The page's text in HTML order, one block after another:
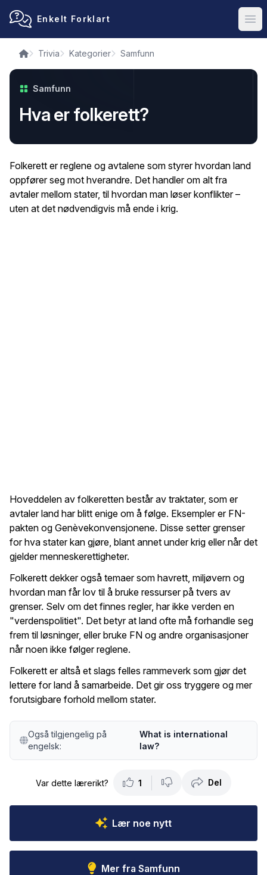
Enkelt Forklart
Trivia Kategorier Samfunn
Samfunn
Hva er folkerett?
Folkerett er reglene og avtalene som styrer hvordan land
oppfører seg mot hverandre. Det handler om alt fra
avtaler mellom stater, til hvordan man løser konflikter –
uten at det nødvendigvis må ende i krig.
Hoveddelen av folkeretten består av traktater, som er
avtaler land har blitt enige om å følge. Eksempler er FN-
pakten og Genèvekonvensjonene. Disse setter grenser
for hva stater kan gjøre, blant annet under krig eller når det
gjelder menneskerettigheter.
Folkerett dekker også temaer som havrett, miljøvern og
hvordan man får lov til å bruke ressurser på tvers av
grenser. Selv om det finnes regler, har ikke verden en
"verdenspolitiet". Det betyr at land ofte må forhandle seg
frem til løsninger, eller bruke FN og andre organisasjoner
når noen ikke følger reglene.
Folkerett er altså et slags felles rammeverk som gjør det
lettere for land å samarbeide. Det gir oss tryggere og mer
forutsigbare forhold mellom stater.
Også tilgjengelig på
engelsk:
What is international
law?
Var dette lærerikt? 1 Del
Lær noe nytt
Mer fra Samfunn